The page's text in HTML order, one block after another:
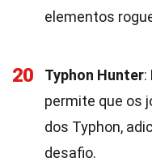
elementos
20 Typhon Hunter:
permite que os
dos Typhon,
desafio.